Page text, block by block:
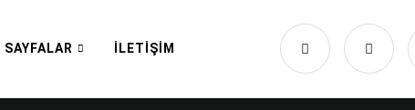
SAYFALAR İLETIŞIM